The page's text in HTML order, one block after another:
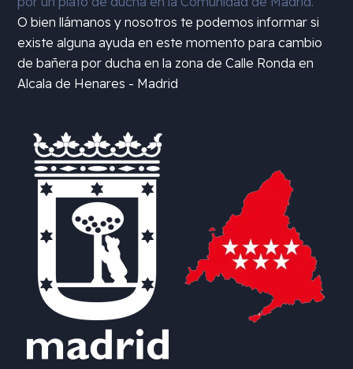
O bien llámanos y nosotros te podemos informar si
existe alguna ayuda en este momento para cambio
de bañera por ducha en la zona deCalle Ronda en
Alcala de Henares - Madrid